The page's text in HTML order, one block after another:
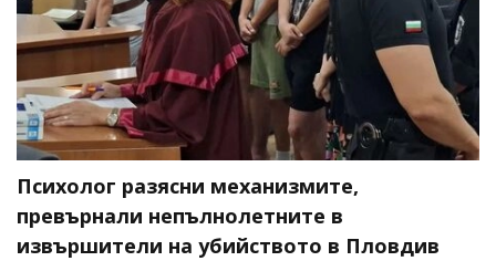
Психолог разясни механизмите,
превърнали непълнолетните в
извършители на убийството в Пловдив